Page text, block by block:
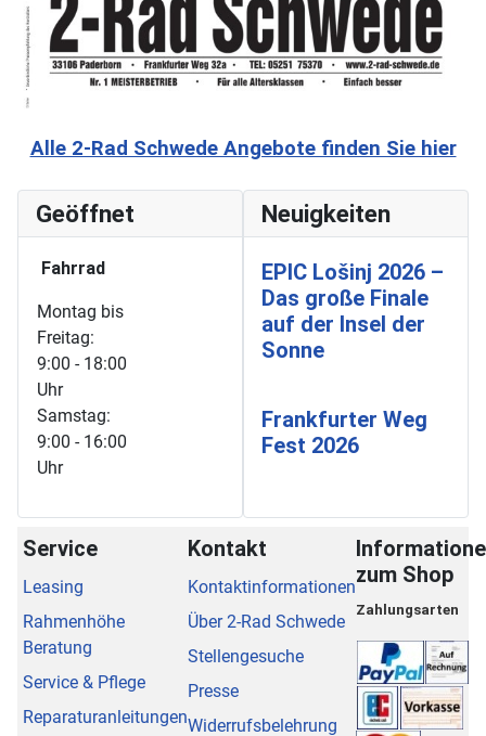
Alle 2-Rad Schwede Angebote finden Sie hier
Geöffnet
Fahrrad
Montag bis
Freitag:
9:00 - 18:00
Uhr
Samstag:
9:00 - 16:00
Uhr
Neuigkeiten
EPIC Lošinj 2026 –
Das große Finale
auf der Insel der
Sonne
Frankfurter Weg
Fest 2026
Service
Leasing
Rahmenhöhe
Beratung
Service & Pflege
Reparaturanleitungen
Kontakt
Kontaktinformationen
Über 2-Rad Schwede
Stellengesuche
Presse
Widerrufsbelehrung
zum Shop
Zahlungsarten